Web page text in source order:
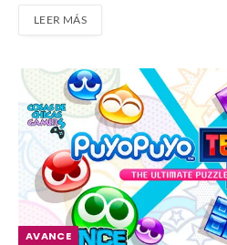
LEER MÁS
AVANCE